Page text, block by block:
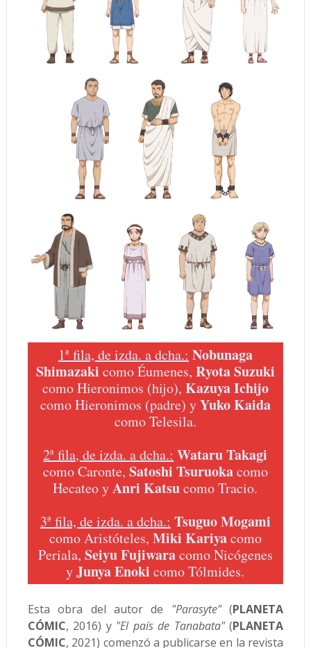
1ª fila, de izda. a dcha.: Nobunaga
Shimazaki como Éumenes, Ryota Suzuki
como Hieronimos (hijo), Kazuya Ichijo
como Hieronimos (padre) yYuko Kaida
como Telesila.
2ª fila, de izda. a dcha.: Wataru Takagi
como Caronte, Satoshi Tsuruokacomo
Hecateo yAnri Katsucomo Tracio.
3ª fila, de izda. a dcha.: Tsuguo Mogami
como Aristóteles, Miki Kariyacomo
Periala, Seiyu Fujiwaracomo Nicógenes
yJunya Enoki como Tólmides.
Esta obra del autor de "Parasyte"(PLANETA
CÓMIC, 2016) y "El país de Tanabata"(PLANETA
CÓMIC, 2021) comenzó a publicarse en la revista